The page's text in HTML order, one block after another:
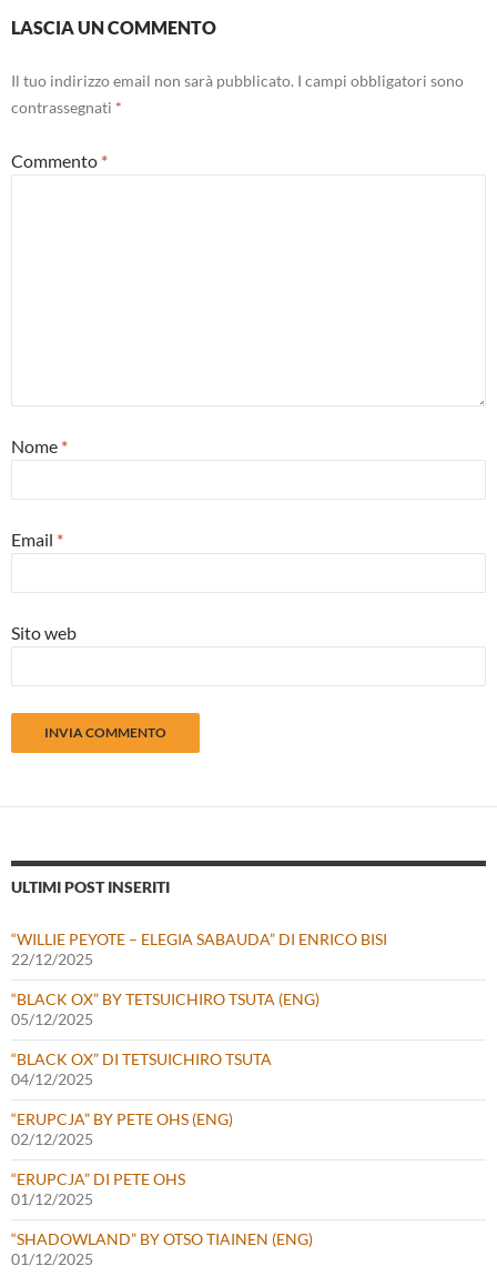
LASCIA UN COMMENTO
Il tuo indirizzo email non sarà pubblicato. I campi obbligatori sono
contrassegnati *
Commento *
Nome *
Email *
Sito web
ULTIMI POST INSERITI
“WILLIE PEYOTE – ELEGIA SABAUDA” DI ENRICO BISI
22/12/2025
“BLACK OX” BY TETSUICHIRO TSUTA (ENG)
05/12/2025
“BLACK OX” DI TETSUICHIRO TSUTA
04/12/2025
“ERUPCJA” BY PETE OHS (ENG)
02/12/2025
“ERUPCJA” DI PETE OHS
01/12/2025
“SHADOWLAND” BY OTSO TIAINEN (ENG)
01/12/2025